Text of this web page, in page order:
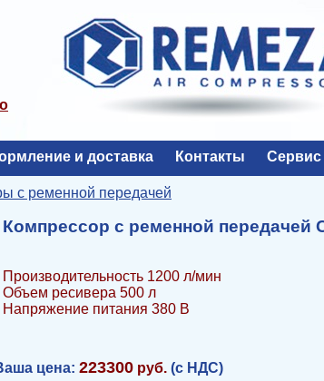
и доставка Контакты Сервис
с ременной передачей
Компрессор с ременной передачей
Производительность 1200 л/мин
Объем ресивера 500 л
Напряжение питания 380 В
цена: 223300 руб. (с НДС)